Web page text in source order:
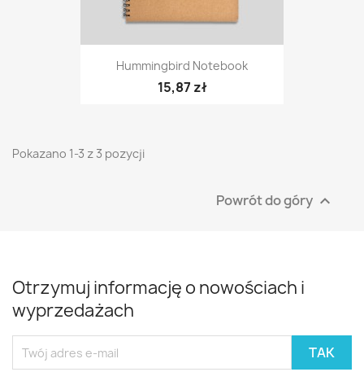
Hummingbird Notebook
15,87 zł
Pokazano 1-3 z 3 pozycji
Powrót do góry 
Otrzymuj informację o nowościach i
wyprzedażach